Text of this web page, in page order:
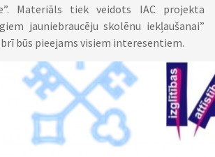
Materiāls tiek veidots IAC projekta
jauniebraucēju skolēnu iekļaušanai”
būs pieejams visiem interesentiem.